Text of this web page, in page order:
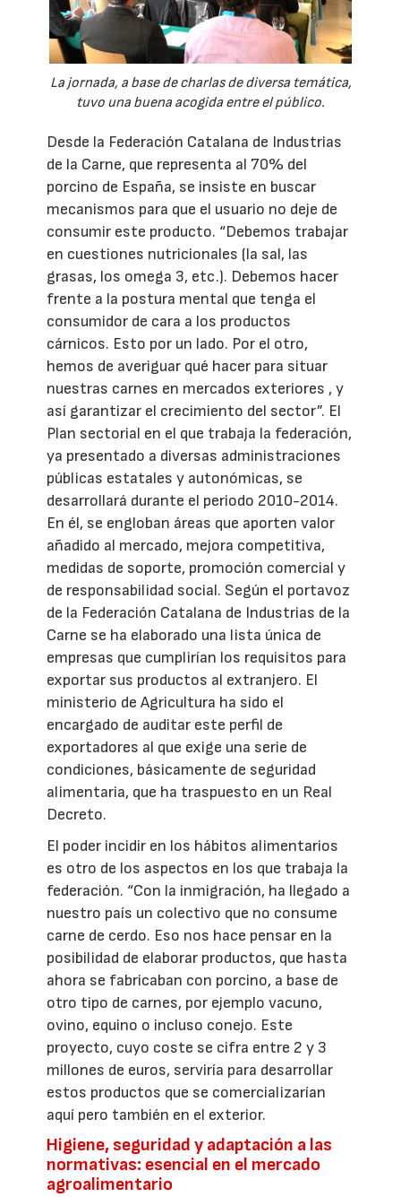
La jornada, a base de charlas de diversa temática,
tuvo una buena acogida entre el público.
Desde la Federación Catalana de Industrias
de la Carne, que representa al 70% del
porcino de España, se insiste en buscar
mecanismos para que el usuario no deje de
consumir este producto. “Debemos trabajar
en cuestiones nutricionales (la sal, las
grasas, los omega 3, etc.). Debemos hacer
frente a la postura mental que tenga el
consumidor de cara a los productos
cárnicos. Esto por un lado. Por el otro,
hemos de averiguar qué hacer para situar
nuestras carnes en mercados exteriores , y
así garantizar el crecimiento del sector”. El
Plan sectorial en el que trabaja la federación,
ya presentado a diversas administraciones
públicas estatales y autonómicas, se
desarrollará durante el periodo 2010-2014.
En él, se engloban áreas que aporten valor
añadido al mercado, mejora competitiva,
medidas de soporte, promoción comercial y
de responsabilidad social. Según el portavoz
de la Federación Catalana de Industrias de la
Carne se ha elaborado una lista única de
empresas que cumplirían los requisitos para
exportar sus productos al extranjero. El
ministerio de Agricultura ha sido el
encargado de auditar este perfil de
exportadores al que exige una serie de
condiciones, básicamente de seguridad
alimentaria, que ha traspuesto en un Real
Decreto.
El poder incidir en los hábitos alimentarios
es otro de los aspectos en los que trabaja la
federación. “Con la inmigración, ha llegado a
nuestro país un colectivo que no consume
carne de cerdo. Eso nos hace pensar en la
posibilidad de elaborar productos, que hasta
ahora se fabricaban con porcino, a base de
otro tipo de carnes, por ejemplo vacuno,
ovino, equino o incluso conejo. Este
proyecto, cuyo coste se cifra entre 2 y 3
millones de euros, serviría para desarrollar
estos productos que se comercializarían
aquí pero también en el exterior.
Higiene, seguridad y adaptación a las
normativas: esencial en el mercado
agroalimentario